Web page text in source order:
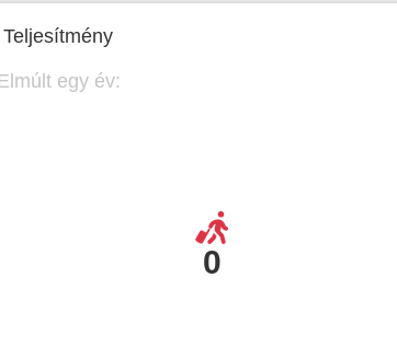
Teljesítmény
egy év:
0